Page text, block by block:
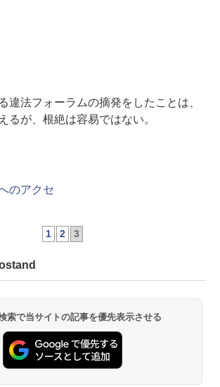
法フォーラムの摘発をしたことは、
るが、根絶は容易ではない。
のアクセ
1 2 3
索で当サイトの記事を優先表示させる